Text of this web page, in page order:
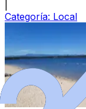
Categoría: Local